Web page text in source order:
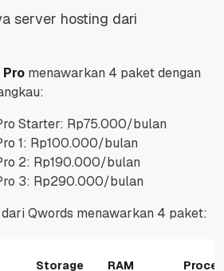
server hosting dari
menawarkan 4 paket dengan
Starter: Rp75.000/bulan
1: Rp100.000/bulan
2: Rp190.000/bulan
3: Rp290.000/bulan
dari Qwords menawarkan 4 paket:
Storage RAM